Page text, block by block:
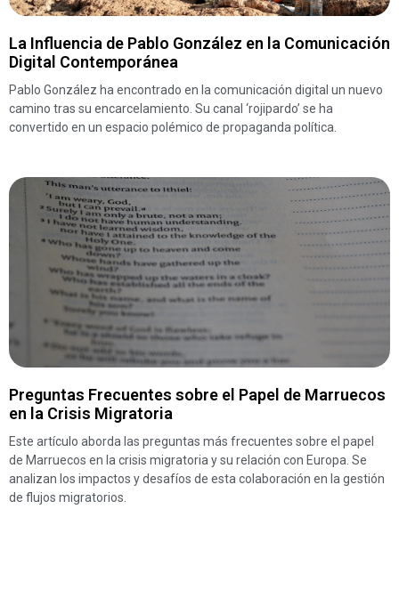
La Influencia de Pablo González en la Comunicación
Digital Contemporánea
Pablo González ha encontrado en la comunicación digital un nuevo
camino tras su encarcelamiento. Su canal ‘rojipardo’ se ha
convertido en un espacio polémico de propaganda política.
Preguntas Frecuentes sobre el Papel de Marruecos
en la Crisis Migratoria
Este artículo aborda las preguntas más frecuentes sobre el papel
de Marruecos en la crisis migratoria y su relación con Europa. Se
analizan los impactos y desafíos de esta colaboración en la gestión
de flujos migratorios.